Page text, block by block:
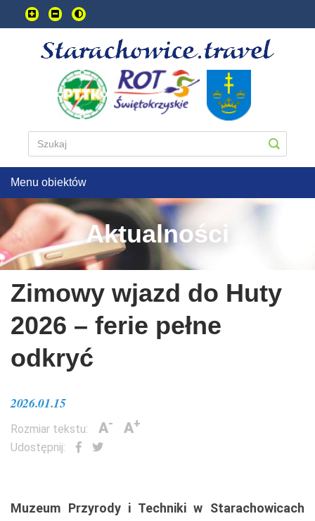
Przejdź
do
treści
głownej
Menu obiektów
Aktualności
Zimowy wjazd do Huty
2026 – ferie pełne
odkryć
2026.01.15
Rozmiar tekstu: A- A+
Udostępnij:
Muzeum Przyrody i Techniki w Starachowicach